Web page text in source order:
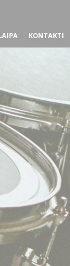
KONTAKTI